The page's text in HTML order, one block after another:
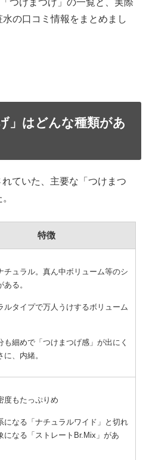
の口コミ情報をまとめまし
」はどんな種類があ
ていた、主要な「つけまつ
特徴
チュラル。真ん中ボリューム等のシ
ある。
ルタイプで万人うけするボリューム
も細めで「つけまつげ感」が出にく
に、内緒。
度もたっぷりめ
になる「ナチュラルワイド」と切れ
になる「ストレートBr.Mix」があ